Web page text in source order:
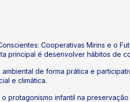
Cooperativas Mirins e o
principal é desenvolver hábitos de
de forma prática e
e climática.
protagonismo infantil na